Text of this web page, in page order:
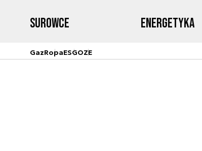
Surowce Energetyka
GazRopaESGOZE